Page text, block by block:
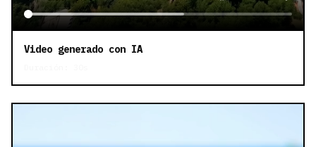
Video generado con IA